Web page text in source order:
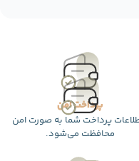
پرداخت امن
پرداخت شما به صورت امن
محافظت می‌شود.